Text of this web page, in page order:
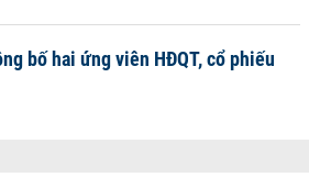
bố hai ứng viên HĐQT, cổ phiếu